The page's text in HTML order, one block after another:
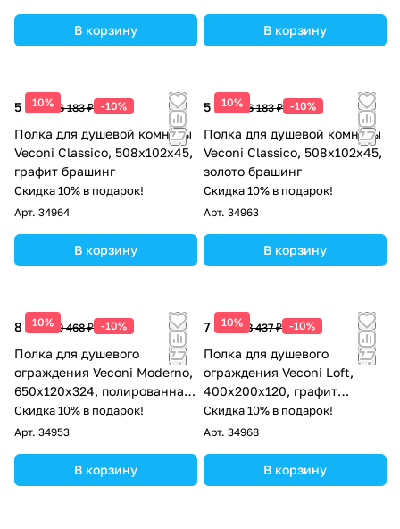
В корзину В корзину
10%
5 565 ₽ 6 183 ₽ -10%
Полка для душевой комнаты
Veconi Classico, 508х102х45,
графит брашинг
Скидка 10% в подарок!
Арт. 34964
В корзину
10%
5 565 ₽ 6 183 ₽ -10%
Полка для душевой комнаты
Veconi Classico, 508х102х45,
золото брашинг
Скидка 10% в подарок!
Арт. 34963
В корзину
10%
8 521 ₽ 9 468 ₽ -10%
Полка для душевого
ограждения Veconi Moderno,
650x120x324, полированная
сталь
Скидка 10% в подарок!
Арт. 34953
В корзину
10%
7 593 ₽ 8 437 ₽ -10%
Полка для душевого
ограждения Veconi Loft,
400x200x120, графит
брашинг
Скидка 10% в подарок!
Арт. 34968
В корзину